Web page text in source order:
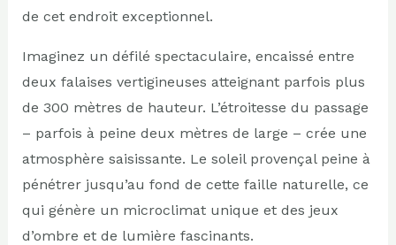
de cet endroit exceptionnel.
Imaginez un défilé spectaculaire, encaissé entre
deux falaises vertigineuses atteignant parfois plus
de 300 mètres de hauteur. L’étroitesse du passage
– parfois à peine deux mètres de large – crée une
atmosphère saisissante. Le soleil provençal peine à
pénétrer jusqu’au fond de cette faille naturelle, ce
qui génère un microclimat unique et des jeux
d’ombre et de lumière fascinants.